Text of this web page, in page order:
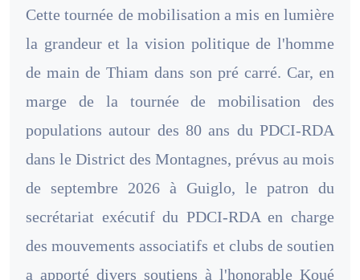
Cette tournée de mobilisation a mis en lumière
la grandeur et la vision politique de l'homme
de main de Thiam dans son pré carré. Car, en
marge de la tournée de mobilisation des
populations autour des 80 ans du PDCI-RDA
dans le District des Montagnes, prévus au mois
de septembre 2026 à Guiglo, le patron du
secrétariat exécutif du PDCI-RDA en charge
des mouvements associatifs et clubs de soutien
a apporté divers soutiens à l'honorable Koué